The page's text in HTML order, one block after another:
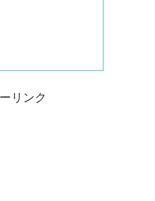
リンク